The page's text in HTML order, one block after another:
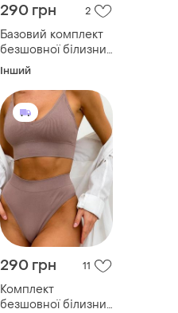
290 грн 2
Базовий комплект
безшовної білизни
з мікрофібри,
Інший
290 грн 11
Комплект
безшовної білизни